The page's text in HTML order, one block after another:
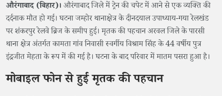
औरंगाबाद (बिहार)। औरंगाबाद जिले में ट्रेन की चपेट में आने से एक व्यक्ति की
दर्दनाक मौत हो गई। घटना जम्होर थानाक्षेत्र के दीनदयाल उपाध्याय-गया रेलखंड
पर शंकरपुर रेलवे ब्रिज के समीप हुई। मृतक की पहचान अरवल जिले के पारसी
थाना क्षेत्र अंतर्गत कामता गांव निवासी स्वर्गीय विश्राम सिंह के 44 वर्षीय पुत्र
इंद्रजीत मेहता के रूप में की गई है। घटना के बाद परिवार में मातम पसरा हुआ है।
मोबाइल फोन से हुई मृतक की पहचान